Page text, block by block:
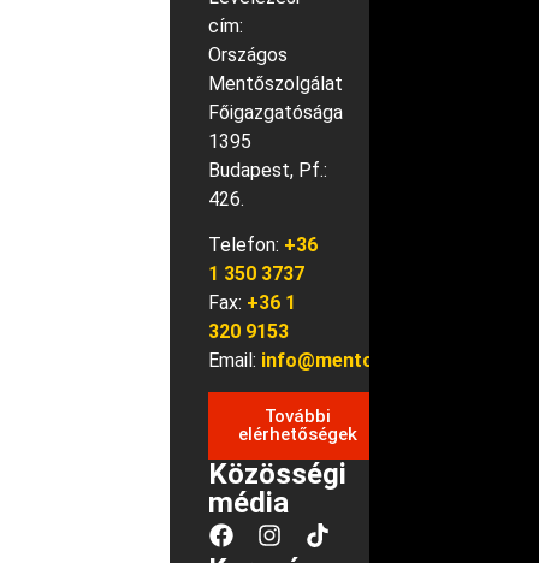
cím:
Országos
Mentőszolgálat
Főigazgatósága
1395
Budapest, Pf.:
426.
Telefon: +36
1 350 3737
Fax: +36 1
320 9153
Email: info@mentok.hu
További
elérhetőségek
Közösségi
média